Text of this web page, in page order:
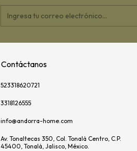
Contáctanos
523318620721
3318126555
info@andorra-home.com
Av. Tonaltecas 350, Col. Tonalá Centro, C.P.
45400, Tonalá, Jalisco, México.